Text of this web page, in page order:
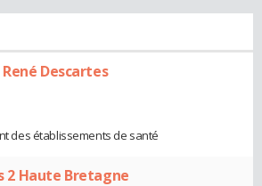
Descartes
des établissements de santé
2 Haute Bretagne